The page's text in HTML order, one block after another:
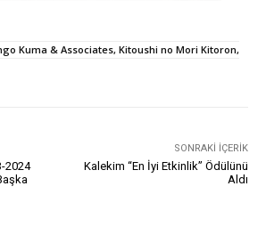
Kuma & Associates, Kitoushi no Mori Kitoron,
2024
SONRAKI İÇERIK
Kalekim “En İyi Etkinlik” Ödülünü
Aldı